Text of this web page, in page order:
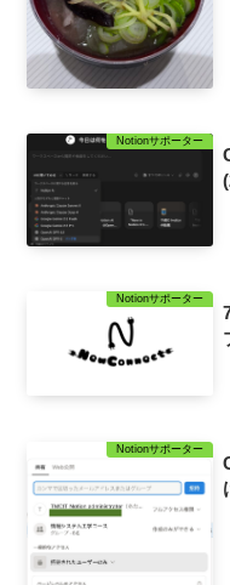
Notionサポーター
Notionサポーター
Notionサポーター